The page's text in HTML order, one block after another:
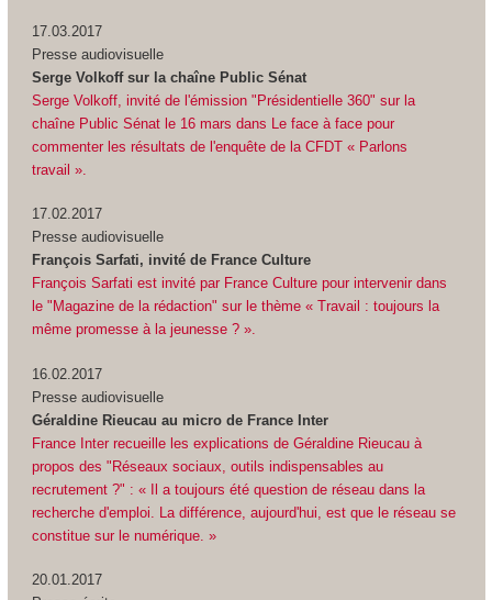
17.03.2017
Presse audiovisuelle
Serge Volkoff sur la chaîne Public Sénat
Serge Volkoff, invité de l'émission "Présidentielle 360" sur la
chaîne Public Sénat le 16 mars dans Le face à face pour
commenter les résultats de l'enquête de la CFDT « Parlons
travail ».
17.02.2017
Presse audiovisuelle
François Sarfati, invité de France Culture
François Sarfati est invité par France Culture pour intervenir dans
le "Magazine de la rédaction" sur le thème « Travail : toujours la
même promesse à la jeunesse ? ».
16.02.2017
Presse audiovisuelle
Géraldine Rieucau au micro de France Inter
France Inter recueille les explications de Géraldine Rieucau à
propos des "Réseaux sociaux, outils indispensables au
recrutement ?" : « Il a toujours été question de réseau dans la
recherche d'emploi. La différence, aujourd'hui, est que le réseau se
constitue sur le numérique. »
20.01.2017